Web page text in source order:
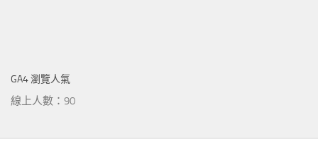
GA4 瀏覽人氣
線上人數：90